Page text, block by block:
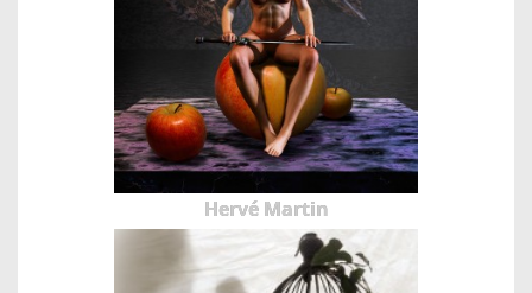
Hervé Martin